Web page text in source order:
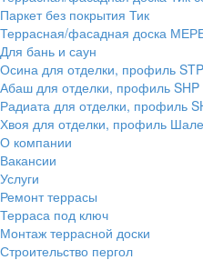
Паркет без покрытия Тик
Террасная/фасадная доска
Для бань и саун
Осина для отделки, профиль
Абаш для отделки, профиль SHP
Радиата для отделки, профиль
Хвоя для отделки, профиль
О компании
Вакансии
Услуги
Ремонт террасы
Терраса под ключ
Монтаж террасной доски
Строительство пергол